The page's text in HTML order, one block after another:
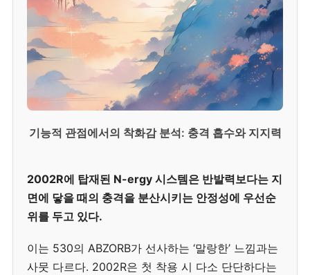
기능적 관점에서의 착화감 분석: 충격 흡수와 지지력
2002R에 탑재된 N-ergy 시스템은 반발력보다는 지
면에 닿을 때의 충격을 분산시키는 안정성에 우선순
위를 두고 있다.
이는 530의 ABZORB가 선사하는 ‘말랑한’ 느낌과는
사뭇 다르다. 2002R은 첫 착용 시 다소 단단하다는